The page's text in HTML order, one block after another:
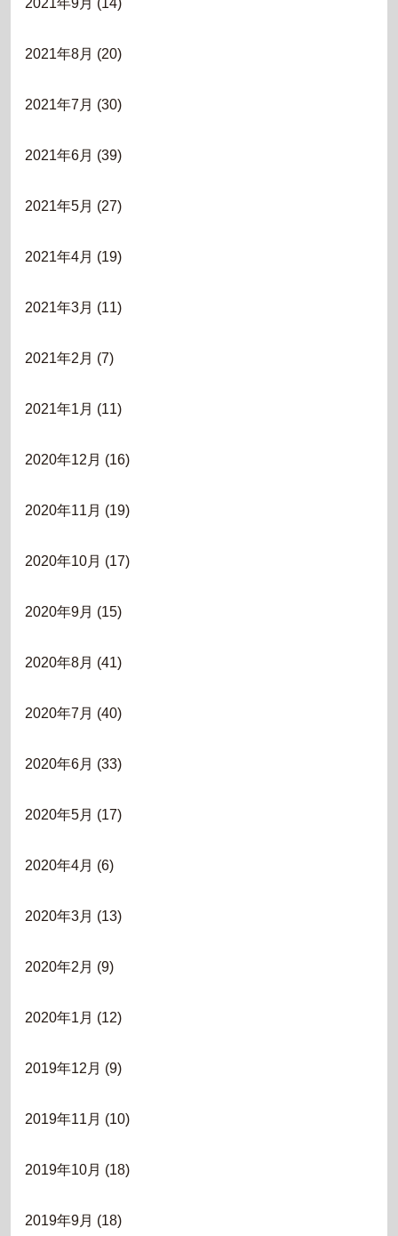
2021年9月 (14)
2021年8月 (20)
2021年7月 (30)
2021年6月 (39)
2021年5月 (27)
2021年4月 (19)
2021年3月 (11)
2021年2月 (7)
2021年1月 (11)
2020年12月 (16)
2020年11月 (19)
2020年10月 (17)
2020年9月 (15)
2020年8月 (41)
2020年7月 (40)
2020年6月 (33)
2020年5月 (17)
2020年4月 (6)
2020年3月 (13)
2020年2月 (9)
2020年1月 (12)
2019年12月 (9)
2019年11月 (10)
2019年10月 (18)
2019年9月 (18)